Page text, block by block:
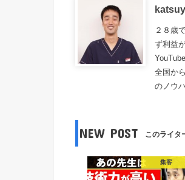
２８歳
ず利益
全国か
のノウ
NEW POST このライタ
集客